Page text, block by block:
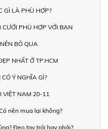
GÌ LÀ PHÙ HỢP?
PHÙ HỢP VỚI BẠN
BỎ QUA
NHẤT Ở TP.HCM
Ý NGHĨA GÌ?
VIỆT NAM 20-11
nên mua lại không?
Đeo tay trái hay phải?